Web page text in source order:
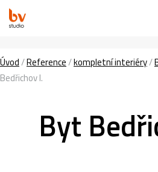
Úvod/Reference/kompletní interiéry/
Bedřichov I.
Byt